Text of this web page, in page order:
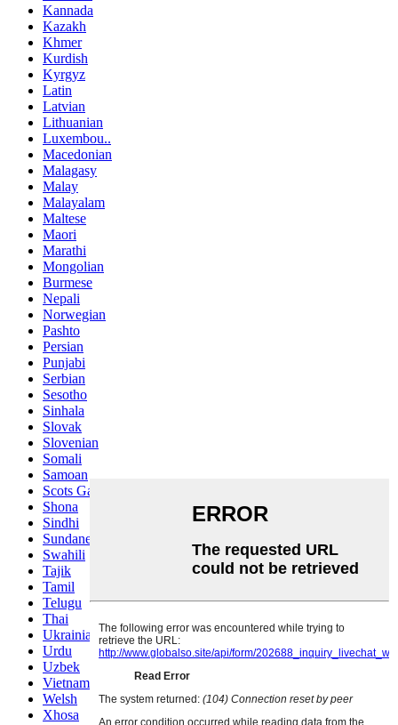
Kannada
Kazakh
Khmer
Kurdish
Kyrgyz
Latin
Latvian
Lithuanian
Luxembou..
Macedonian
Malagasy
Malay
Malayalam
Maltese
Maori
Marathi
Mongolian
Burmese
Nepali
Norwegian
Pashto
Persian
Punjabi
Serbian
Sesotho
Sinhala
Slovak
Slovenian
Somali
Samoan
Scots Gaelic
Shona
Sindhi
Sundanese
Swahili
Tajik
Tamil
Telugu
Thai
Ukrainian
Urdu
Uzbek
Vietnamese
Welsh
Xhosa